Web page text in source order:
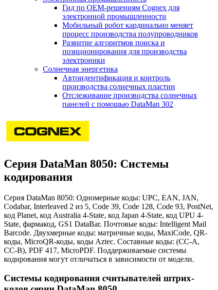
Гид по ОЕМ-решениям Cognex для
электронной промышленности
Мобильный робот кардинально меняет
процесс производства полупроводников
Развитие алгоритмов поиска и
позиционирования для производства
электроники
Солнечная энергетика
Автоидентификация и контроль
производства солнечных пластин
Отслеживание производства солнечных
панелей с помощью DataMan 302
Серия DataMan 8050: Системы
кодирования
Серия DataMan 8050: Одномерные коды: UPC, EAN, JAN,
Codabar, Interleaved 2 из 5, Code 39, Code 128, Code 93, PostNet,
код Planet, код Australia 4-State, код Japan 4-State, код UPU 4-
State, фармакод, GS1 DataBar. Почтовые коды: Intelligent Mail
Barcode. Двухмерные коды: матричные коды, MaxiCode, QR-
коды, MicroQR-коды, коды Aztec. Составные коды: (CC-A,
CC-B), PDF 417, MicroPDF. Поддерживаемые системы
кодирования могут отличаться в зависимости от модели.
Системы кодирования считывателей штрих-